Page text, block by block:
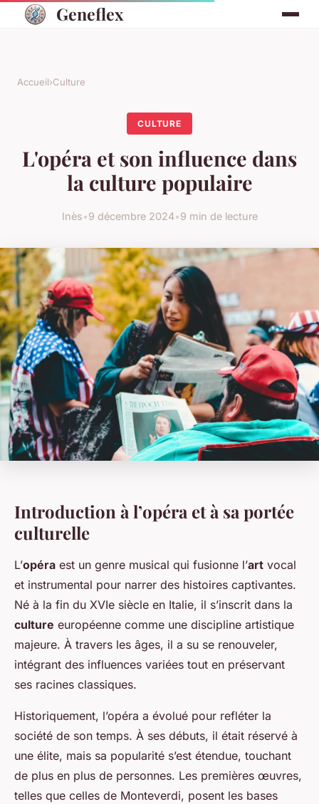
Geneflex
Accueil›Culture
CULTURE
L'opéra et son influence dans
la culture populaire
Inès•9 décembre 2024•9 min de lecture
Introduction à l’opéra et à sa portée
culturelle
L’opéra est un genre musical qui fusionne l’art vocal
et instrumental pour narrer des histoires captivantes.
Né à la fin du XVIe siècle en Italie, il s’inscrit dans la
culture européenne comme une discipline artistique
majeure. À travers les âges, il a su se renouveler,
intégrant des influences variées tout en préservant
ses racines classiques.
Historiquement, l’opéra a évolué pour refléter la
société de son temps. À ses débuts, il était réservé à
une élite, mais sa popularité s’est étendue, touchant
de plus en plus de personnes. Les premières œuvres,
telles que celles de Monteverdi, posent les bases